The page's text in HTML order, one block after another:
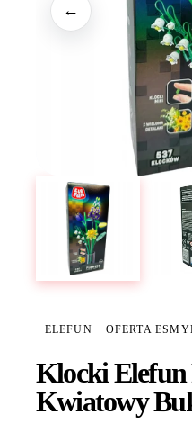
←
ELEFUN · OFERTA
Klocki Elefun
Kwiatowy